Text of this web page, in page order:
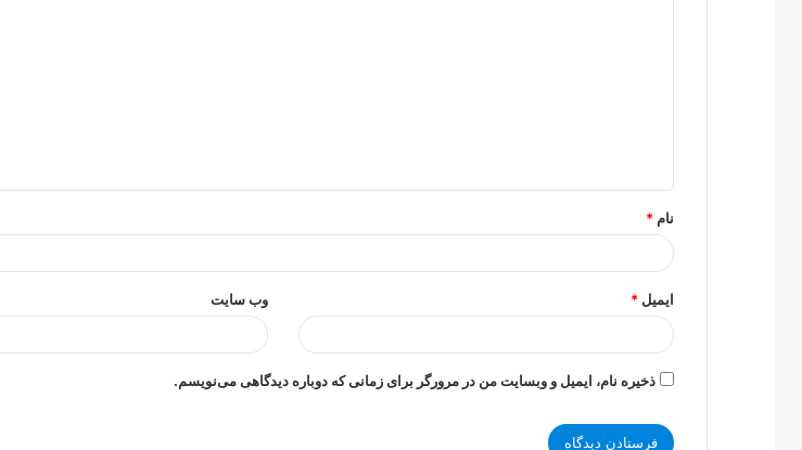
*
نام *
ایمیل * وب‌ سایت
ذخیره نام، ایمیل و وبسایت من در مرورگر برای زمانی که دوباره دیدگاهی می‌نویسم.